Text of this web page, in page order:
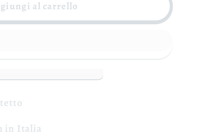
al carrello
in Italia